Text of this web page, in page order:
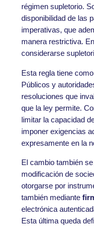
régimen supletorio.
disponibilidad de las
imperativas, que
manera restrictiva.
considerarse
Esta regla tiene
Públicos y
resoluciones que
que la ley permite.
limitar la capacidad
imponer exigencias
expresamente en la
El cambio también
modificación de
otorgarse por
también mediante
electrónica
Esta última queda